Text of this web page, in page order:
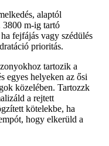
alaptól
3800 m-ig tartó
fejfájás vagy szédülés
prioritás.
tartozik a
egyes helyeken az ősi
közelében. Tartozzk
a rejtett
kötelekbe, ha
hogy elkerüld a